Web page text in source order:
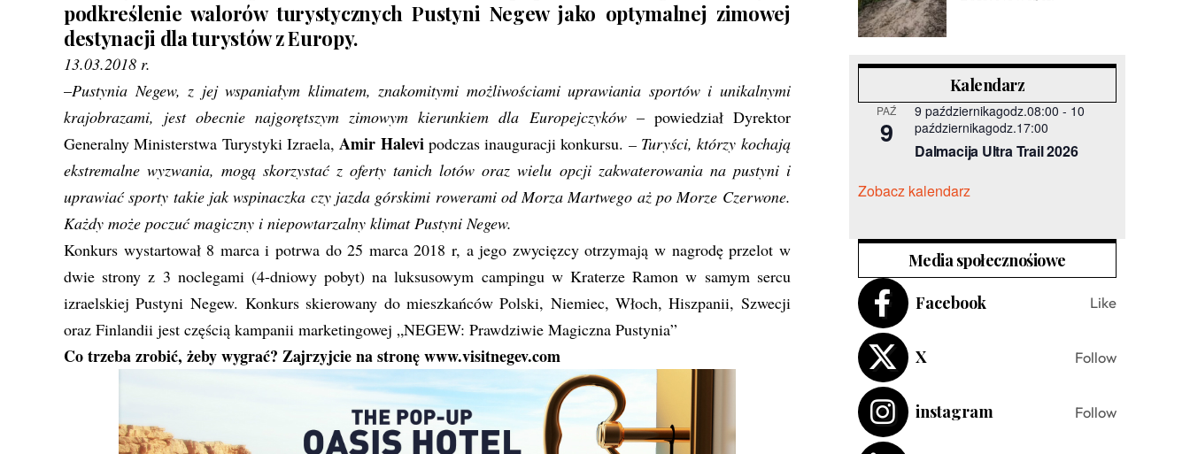
podkreślenie walorów turystycznych Pustyni Negew jako optymalnej zimowej
destynacji dla turystów z Europy.
13.03.2018 r.
–Pustynia Negew, z jej wspaniałym klimatem, znakomitymi możliwościami uprawiania sportów i unikalnymi
krajobrazami, jest obecnie najgorętszym zimowym kierunkiem dla Europejczyków– powiedział Dyrektor
Generalny Ministerstwa Turystyki Izraela,Amir Halevipodczas inauguracji konkursu. – Turyści, którzy kochają
ekstremalne wyzwania, mogą skorzystać z oferty tanich lotów oraz wielu opcji zakwaterowania na pustyni i
uprawiać sporty takie jak wspinaczka czy jazda górskimi rowerami od Morza Martwego aż po Morze Czerwone.
Każdy może poczuć magiczny i niepowtarzalny klimat Pustyni Negew.
Konkurs wystartował 8 marca i potrwa do 25 marca 2018 r, a jego zwycięzcy otrzymają w nagrodę przelot w
dwie strony z 3 noclegami (4-dniowy pobyt) na luksusowym campingu w Kraterze Ramon w samym sercu
izraelskiej Pustyni Negew. Konkurs skierowany do mieszkańców Polski, Niemiec, Włoch, Hiszpanii, Szwecji
oraz Finlandii jest częścią kampanii marketingowej „NEGEW: Prawdziwie Magiczna Pustynia”
Co trzeba zrobić, żeby wygrać? Zajrzyjcie na stronęwww.visitnegev.com
Kalendarz
PAŹ
9
9 październikagodz.08:00 - 10
październikagodz.17:00
Dalmacija Ultra Trail 2026
Zobacz kalendarz
Media społecznośiowe
Facebook
Like
X Follow
instagram Follow